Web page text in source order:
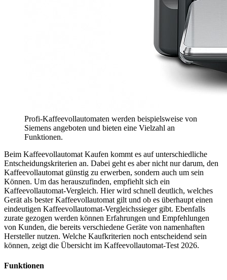
Profi-Kaffeevollautomaten werden beispielsweise von
Siemens angeboten und bieten eine Vielzahl an
Funktionen.
Beim Kaffeevollautomat Kaufen kommt es auf unterschiedliche
Entscheidungskriterien an. Dabei geht es aber nicht nur darum, den
Kaffeevollautomat günstig zu erwerben, sondern auch um sein
Können. Um das herauszufinden, empfiehlt sich ein
Kaffeevollautomat-Vergleich. Hier wird schnell deutlich, welches
Gerät als bester Kaffeevollautomat gilt und ob es überhaupt einen
eindeutigen Kaffeevollautomat-Vergleichssieger gibt. Ebenfalls
zurate gezogen werden können Erfahrungen und Empfehlungen
von Kunden, die bereits verschiedene Geräte von namenhaften
Hersteller nutzen. Welche Kaufkriterien noch entscheidend sein
können, zeigt die Übersicht im Kaffeevollautomat-Test 2026.
Funktionen